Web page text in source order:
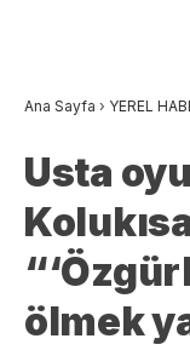
Ana Sayfa › YEREL
Usta
ölmek